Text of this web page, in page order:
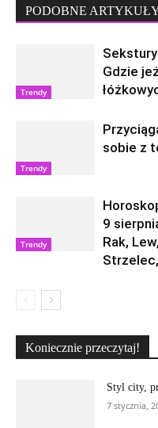
PODOBNE
Trendy
Gdzie
Trendy
sobie z
Trendy
9
Rak,
Koniecznie przeczytaj!
Styl city,
7 stycznia,